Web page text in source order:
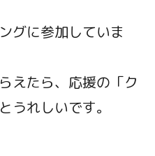
グに参加していま
えたら、応援の「ク
うれしいです。